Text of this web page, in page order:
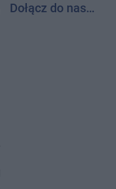
Dołącz do nas…